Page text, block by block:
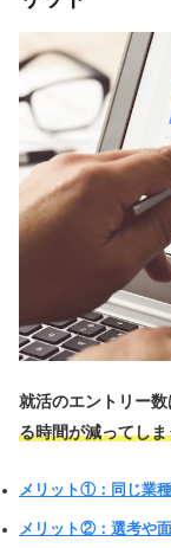
就活のエントリー数
る時間が減ってし
メリット①：同じ業
メリット②：選考や